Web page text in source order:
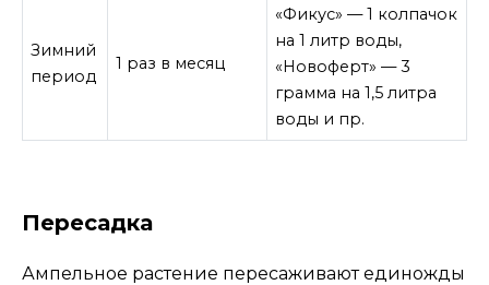
«Фикус» — 1 колпачок
на 1 литр воды,
«Новоферт» — 3
грамма на 1,5 литра
воды и пр.
Зимний
период
1 раз в месяц
Пересадка
Ампельное растение пересаживают единожды